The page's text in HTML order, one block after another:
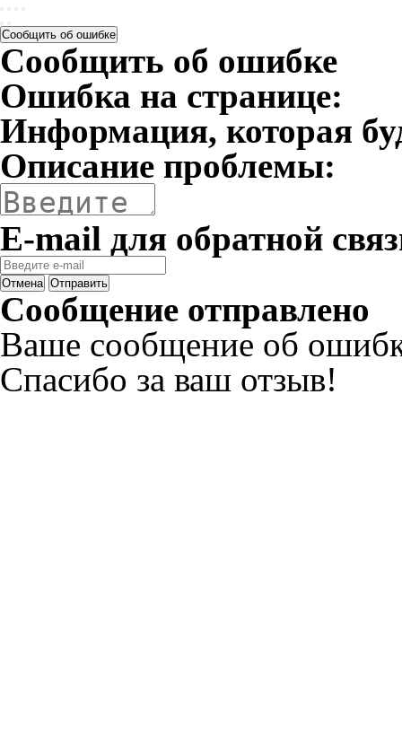
Сообщить об ошибке
Сообщить об ошибке
Ошибка на странице:
Информация, которая
Описание проблемы:
E-mail для обратной
Отмена Отправить
Сообщение отправлено
Ваше сообщение об
Спасибо за ваш отзыв!